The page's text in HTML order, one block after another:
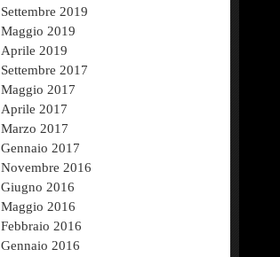
Settembre 2019
Maggio 2019
Aprile 2019
Settembre 2017
Maggio 2017
Aprile 2017
Marzo 2017
Gennaio 2017
Novembre 2016
Giugno 2016
Maggio 2016
Febbraio 2016
Gennaio 2016